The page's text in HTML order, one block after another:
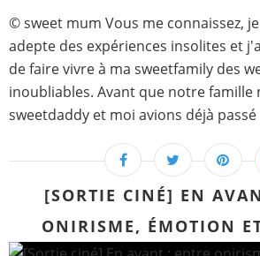
© sweet mum Vous me connaissez,
adepte des expériences insolites et
de faire vivre à ma sweetfamily des
inoubliables. Avant que notre famille
sweetdaddy et moi avions déjà passé
[SORTIE CINÉ] EN
ONIRISME, ÉMOTION